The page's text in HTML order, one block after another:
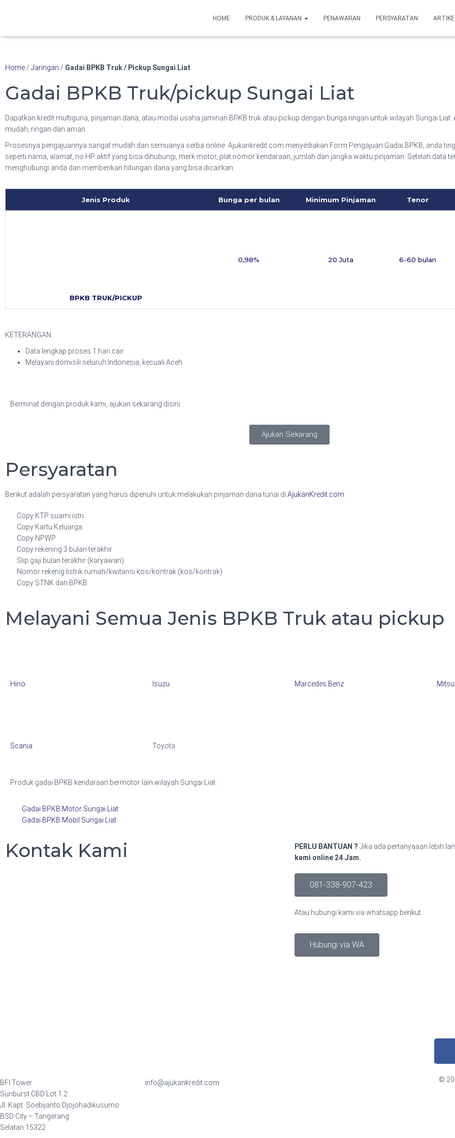
HOME PRODUK & LAYANAN PENAWARAN PERSYARATAN
Home / Jaringan / Gadai BPKB Truk / Pickup Sungai Liat
Gadai BPKB Truk/pickup Sungai Liat
Dapatkan kredit multiguna, pinjaman dana, atau modal usaha jaminan BPKB truk atau pickup dengan bunga ringan untuk wilayah Sungai
mudah, ringan dan aman.
Prosesnya pengajuannya sangat mudah dan semuanya serba online. Ajukankredit.com menyediakan Form Pengajuan Gadai BPKB, anda
seperti nama, alamat, no.HP aktif yang bisa dihubungi, merk motor, plat nomor kendaraan, jumlah dan jangka waktu pinjaman. Setelah data
menghubungi anda dan memberikan hitungan dana yang bisa dicairkan.
Jenis Produk Bunga per bulan Minimum Pinjaman Tenor
BPKB TRUK/PICKUP
0,98% 20 Juta 6-60 bulan
KETERANGAN :
Data lengkap proses 1 hari cair
Melayani domisili seluruh Indonesia, kecuali Aceh
Berminat dengan produk kami, ajukan sekarang disini :
Ajukan Sekarang
Persyaratan
Berikut adalah persyaratan yang harus dipenuhi untuk melakukan pinjaman dana tunai di AjukanKredit.com :
Copy KTP suami istri
Copy Kartu Keluarga
Copy NPWP
Copy rekening 3 bulan terakhir
Slip gaji bulan terakhir (karyawan)
Nomor rekenig listrik rumah/kwitansi kos/kontrak (kos/kontrak)
Copy STNK dan BPKB
Melayani Semua Jenis BPKB Truk atau pickup
Hino Isuzu Marcedes Benz
Scania Toyota
Produk gadai BPKB kendaraan bermotor lain wilayah Sungai Liat :
Gadai BPKB Motor Sungai Liat
Gadai BPKB Mobil Sungai Liat
Kontak Kami PERLU BANTUAN ? Jika ada pertanyaaan lebih
kami online 24 Jam.
081-338-907-423
Atau hubungi kami via whatsapp berikut :
Hubungi via WA
BFI Tower
Sunburst CBD Lot.1.2
Jl. Kapt. Soebijanto Djojohadikusumo
BSD City – Tangerang
Selatan 15322
info@ajukankredit.com ©